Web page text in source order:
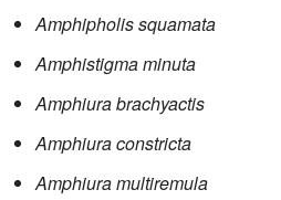
Amphipholis squamata
Amphistigma minuta
Amphiura brachyactis
Amphiura constricta
Amphiura multiremula